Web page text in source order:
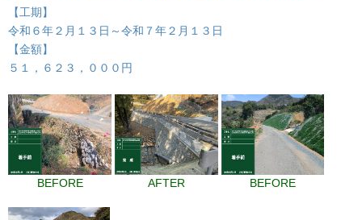
【工期】
令和６年２月１３日～令和７年２月１３日
【金額】
５１，６２３，０００円
BEFORE AFTER BEFORE